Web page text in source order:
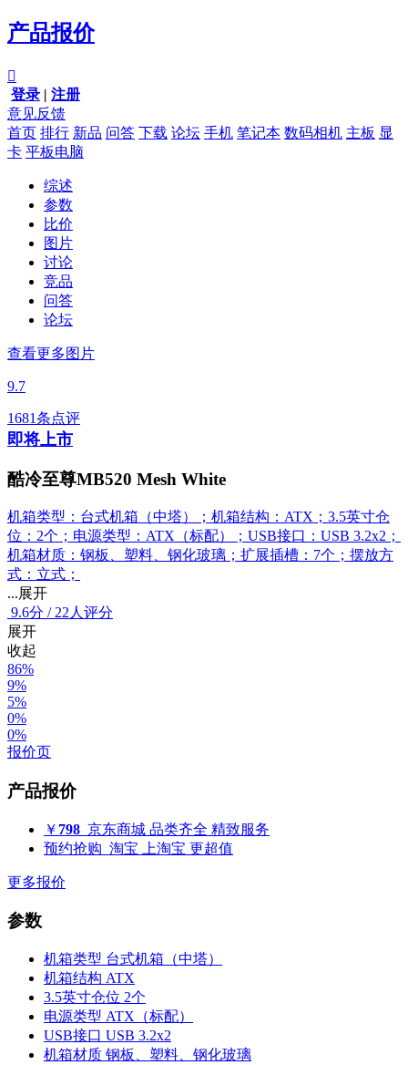
产品报价

登录 | 注册
意见反馈
首页 排行 新品 问答 下载 论坛 手机 笔记本 数码相机 主板 显
卡 平板电脑
综述
参数
比价
图片
讨论
竞品
问答
论坛
查看更多图片
9.7
1681条点评
即将上市
酷冷至尊MB520 Mesh White
机箱类型：台式机箱（中塔）；机箱结构：ATX；3.5英寸仓
位：2个；电源类型：ATX（标配）；USB接口：USB 3.2x2；
机箱材质：钢板、塑料、钢化玻璃；扩展插槽：7个；摆放方
式：立式；
...展开
9.6分 / 22人评分
展开
收起
86%
9%
5%
0%
0%
报价页
产品报价
￥ 798 京东商城 品类齐全 精致服务
预约抢购 淘宝 上淘宝 更超值
更多报价
参数
机箱类型 台式机箱（中塔）
机箱结构 ATX
3.5英寸仓位 2个
电源类型 ATX（标配）
USB接口 USB 3.2x2
机箱材质 钢板、塑料、钢化玻璃